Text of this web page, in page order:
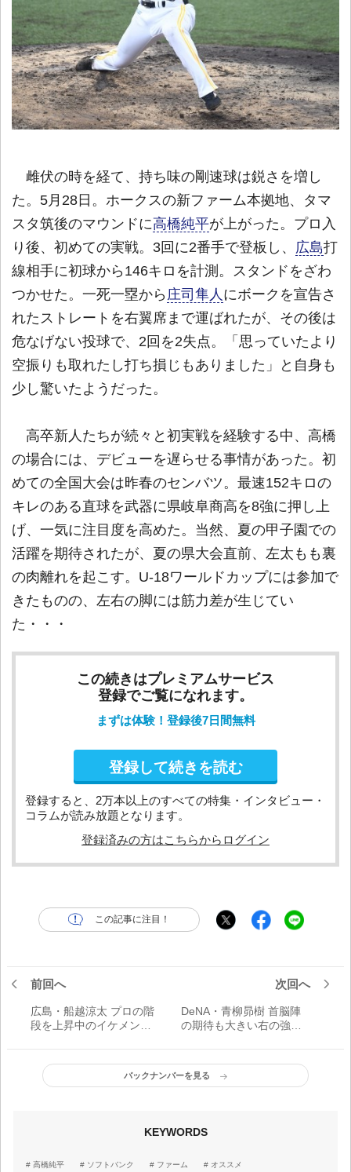
雌伏の時を経て、持ち味の剛速球は鋭さを増し
た。5月28日。ホークスの新ファーム本拠地、タマ
スタ筑後のマウンドに高橋純平が上がった。プロ入
り後、初めての実戦。3回に2番手で登板し、 広島打
線相手に初球から146キロを計測。スタンドをざわ
つかせた。一死一塁から 庄司隼人 にボークを宣告さ
れたストレートを右翼席まで運ばれたが、その後は
危なげない投球で、2回を2失点。「思っていたより
空振りも取れたし打ち損じもありました」と自身も
少し驚いたようだった。
高卒新人たちが続々と初実戦を経験する中、高橋
の場合には、デビューを遅らせる事情があった。初
めての全国大会は昨春のセンバツ。最速152キロの
キレのある直球を武器に県岐阜商高を8強に押し上
げ、一気に注目度を高めた。当然、夏の甲子園での
活躍を期待されたが、夏の県大会直前、左太もも裏
の肉離れを起こす。U-18ワールドカップには参加で
きたものの、左右の脚には筋力差が生じてい
た・・・
この続きはプレミアムサービス
登録でご覧になれます。
まずは体験！登録後7日間無料
登録して続きを読む
登録すると、2万本以上のすべての特集・インタビュー・
コラムが読み放題となります。
登録済みの方はこちらからログイン
この記事に注目！
前回へ
広島・船越涼太 プロの階
段を上昇中のイケメン捕
次回へ
DeNA・青柳昴樹 首脳陣
の期待も大きい右の強打
バックナンバーを見る
KEYWORDS
高橋純平 ソフトバンク ファーム オススメ